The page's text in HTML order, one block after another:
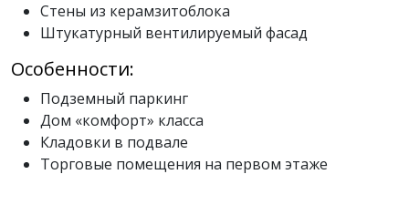
Стены из керамзитоблока
Штукатурный вентилируемый фасад
Особенности:
Подземный паркинг
Дом «комфорт» класса
Кладовки в подвале
Торговые помещения на первом этаже